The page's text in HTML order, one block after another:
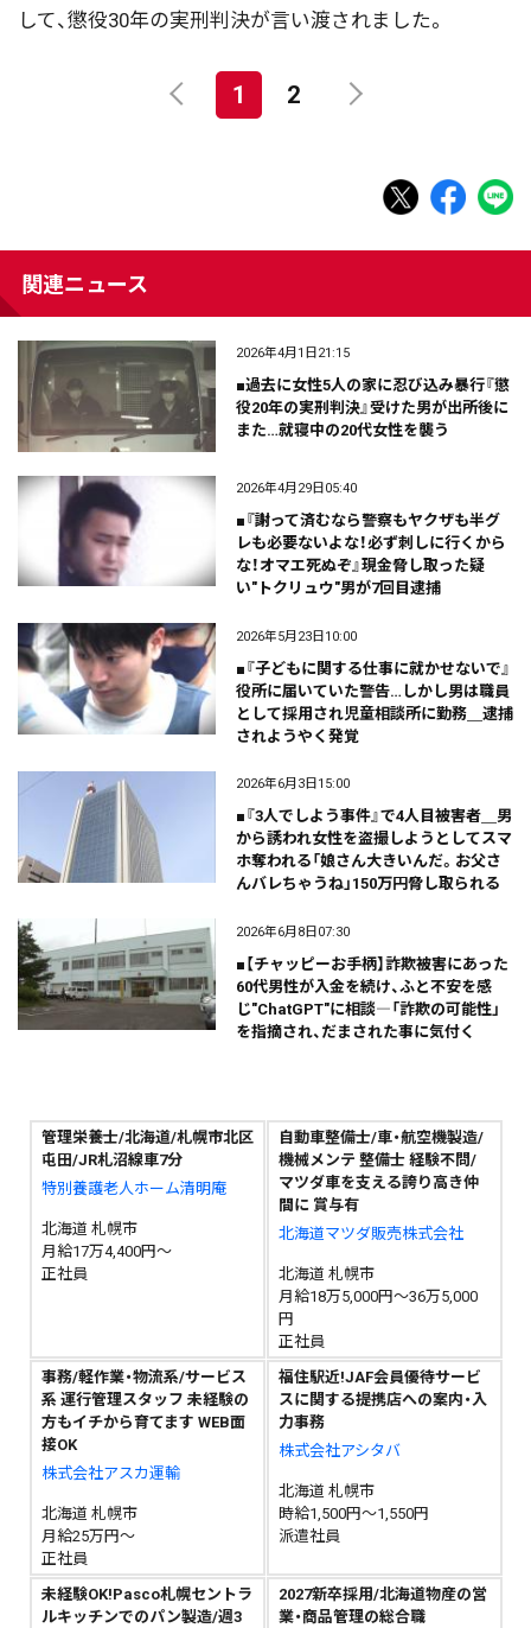
して、懲役30年の実刑判決が言い渡されました。
1 2
関連ニュース
2026年4月1日21:15
■過去に女性5人の家に忍び込み暴行『懲
役20年の実刑判決』受けた男が出所後に
また…就寝中の20代女性を襲う
2026年4月29日05:40
■『謝って済むなら警察もヤクザも半グ
レも必要ないよな！必ず刺しに行くから
な！オマエ死ぬぞ』現金脅し取った疑
い"トクリュウ"男が7回目逮捕
2026年5月23日10:00
■『子どもに関する仕事に就かせないで』
役所に届いていた警告…しかし男は職員
として採用され児童相談所に勤務＿逮捕
されようやく発覚
2026年6月3日15:00
■『3人でしよう事件』で4人目被害者＿男
から誘われ女性を盗撮しようとしてスマ
ホ奪われる「娘さん大きいんだ。お父さ
んバレちゃうね」150万円脅し取られる
2026年6月8日07:30
■【チャッピーお手柄】詐欺被害にあった
60代男性が入金を続け、ふと不安を感
じ"ChatGPT"に相談―「詐欺の可能性」
を指摘され、だまされた事に気付く
管理栄養士/北海道/札幌市北区
屯田/JR札沼線車7分
特別養護老人ホーム清明庵
北海道 札幌市
月給17万4,400円～
正社員
自動車整備士/車・航空機製造/
機械メンテ 整備士 経験不問/
マツダ車を支える誇り高き仲
間に 賞与有
北海道マツダ販売株式会社
北海道 札幌市
月給18万5,000円～36万5,000
円
正社員
事務/軽作業・物流系/サービス
系 運行管理スタッフ 未経験の
方もイチから育てます WEB面
接OK
株式会社アスカ運輸
北海道 札幌市
月給25万円～
正社員
福住駅近!JAF会員優待サービ
スに関する提携店への案内・入
力事務
株式会社アシタバ
北海道 札幌市
時給1,500円～1,550円
派遣社員
未経験OK!Pasco札幌セントラ
ルキッチンでのパン製造/週3
2027新卒採用/北海道物産の営
業・商品管理の総合職